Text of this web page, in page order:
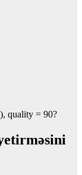
quality = 90?